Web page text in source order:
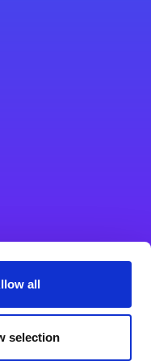
all
selection